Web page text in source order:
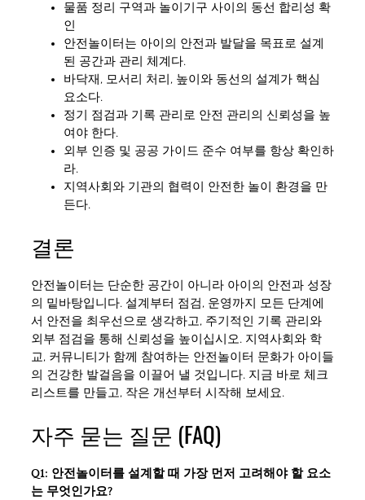
물품 정리 구역과 놀이기구 사이의 동선 합리성 확
인
안전놀이터는 아이의 안전과 발달을 목표로 설계
된 공간과 관리 체계다.
바닥재, 모서리 처리, 높이와 동선의 설계가 핵심
요소다.
정기 점검과 기록 관리로 안전 관리의 신뢰성을 높
여야 한다.
외부 인증 및 공공 가이드 준수 여부를 항상 확인하
라.
지역사회와 기관의 협력이 안전한 놀이 환경을 만
든다.
결론
안전놀이터는 단순한 공간이 아니라 아이의 안전과 성장
의 밑바탕입니다. 설계부터 점검, 운영까지 모든 단계에
서 안전을 최우선으로 생각하고, 주기적인 기록 관리와
외부 점검을 통해 신뢰성을 높이십시오. 지역사회와 학
교, 커뮤니티가 함께 참여하는 안전놀이터 문화가 아이들
의 건강한 발걸음을 이끌어 낼 것입니다. 지금 바로 체크
리스트를 만들고, 작은 개선부터 시작해 보세요.
자주 묻는 질문 (FAQ)
Q1: 안전놀이터를 설계할 때 가장 먼저 고려해야 할 요소
는 무엇인가요?